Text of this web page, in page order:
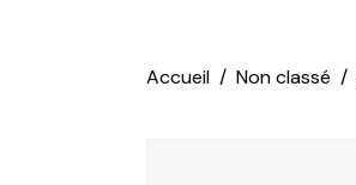
Accueil Non classé